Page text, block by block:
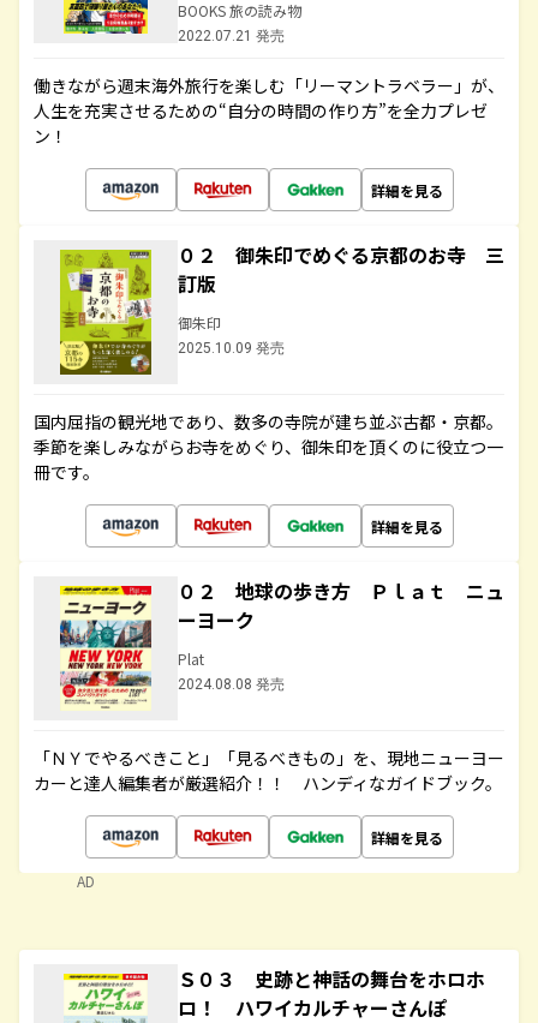
BOOKS 旅の読み物
2022.07.21 発売
働きながら週末海外旅行を楽しむ「リーマントラベラー」が、
人生を充実させるための“自分の時間の作り方”を全力プレゼ
ン！
詳細を見る
０２ 御朱印でめぐる京都のお寺 三
訂版
御朱印
2025.10.09 発売
国内屈指の観光地であり、数多の寺院が建ち並ぶ古都・京都。
季節を楽しみながらお寺をめぐり、御朱印を頂くのに役立つ一
冊です。
詳細を見る
０２ 地球の歩き方 Ｐｌａｔ ニュ
ーヨーク
Plat
2024.08.08 発売
「ＮＹでやるべきこと」「見るべきもの」を、現地ニューヨー
カーと達人編集者が厳選紹介！！ ハンディなガイドブック。
詳細を見る
AD
Ｓ０３ 史跡と神話の舞台をホロホ
ロ！ ハワイカルチャーさんぽ